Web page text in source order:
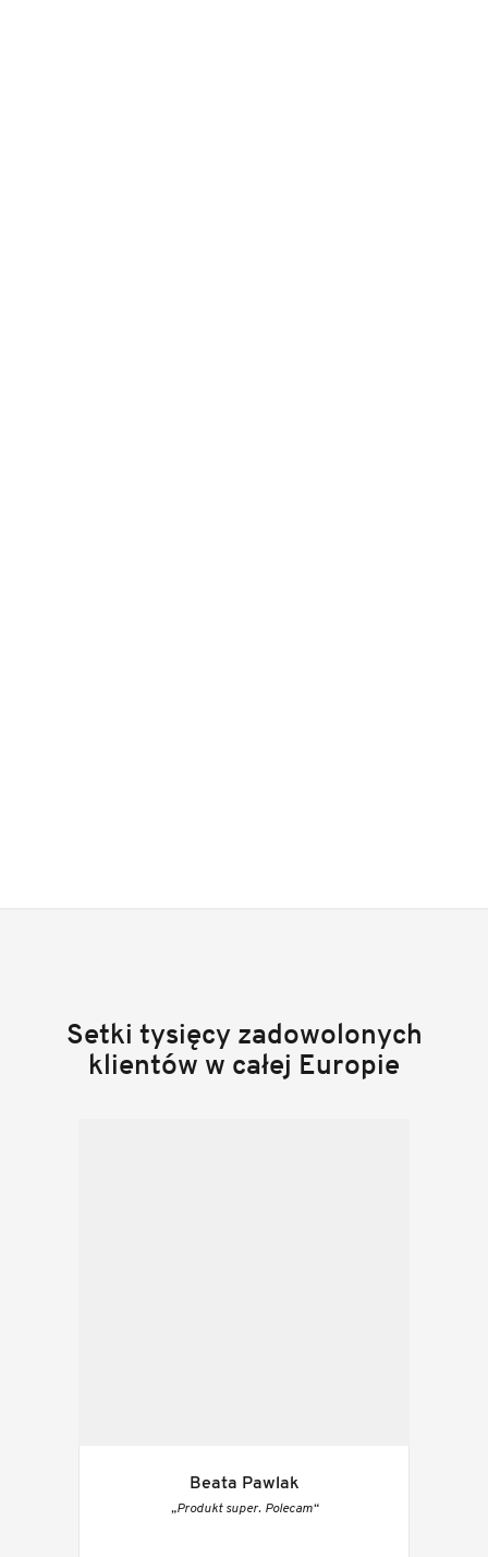
Setki tysięcy zadowolonych
klientów w całej Europie
Beata Pawlak
„Produkt super. Polecam“